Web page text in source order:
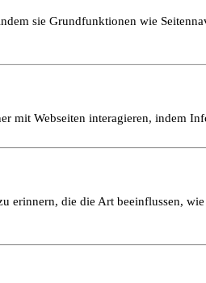
sie Grundfunktionen wie
mit Webseiten interagieren, indem
erinnern, die die Art beeinflussen,